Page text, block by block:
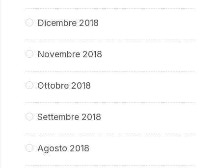
Dicembre 2018
Novembre 2018
Ottobre 2018
Settembre 2018
Agosto 2018